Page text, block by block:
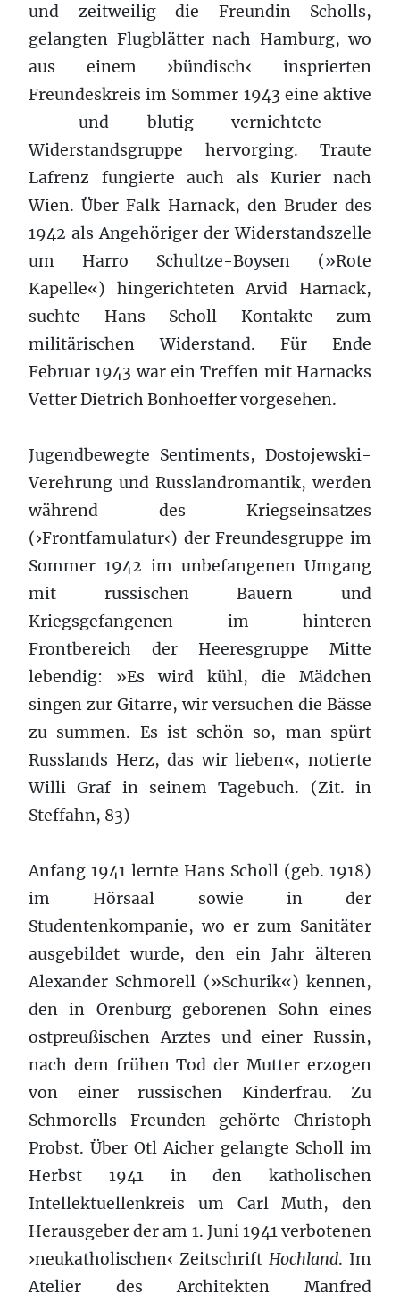
und zeitweilig die Freundin Scholls,
gelangten Flugblätter nach Hamburg, wo
aus einem ›bündisch‹ insprierten
Freundeskreis im Sommer 1943 eine aktive
– und blutig vernichtete –
Widerstandsgruppe hervorging. Traute
Lafrenz fungierte auch als Kurier nach
Wien. Über Falk Harnack, den Bruder des
1942 als Angehöriger der Widerstandszelle
um Harro Schultze-Boysen (»Rote
Kapelle«) hingerichteten Arvid Harnack,
suchte Hans Scholl Kontakte zum
militärischen Widerstand. Für Ende
Februar 1943 war ein Treffen mit Harnacks
Vetter Dietrich Bonhoeffer vorgesehen.
Jugendbewegte Sentiments, Dostojewski-
Verehrung und Russlandromantik, werden
während des Kriegseinsatzes
(›Frontfamulatur‹) der Freundesgruppe im
Sommer 1942 im unbefangenen Umgang
mit russischen Bauern und
Kriegsgefangenen im hinteren
Frontbereich der Heeresgruppe Mitte
lebendig: »Es wird kühl, die Mädchen
singen zur Gitarre, wir versuchen die Bässe
zu summen. Es ist schön so, man spürt
Russlands Herz, das wir lieben«, notierte
Willi Graf in seinem Tagebuch. (Zit. in
Steffahn, 83)
Anfang 1941 lernte Hans Scholl (geb. 1918)
im Hörsaal sowie in der
Studentenkompanie, wo er zum Sanitäter
ausgebildet wurde, den ein Jahr älteren
Alexander Schmorell (»Schurik«) kennen,
den in Orenburg geborenen Sohn eines
ostpreußischen Arztes und einer Russin,
nach dem frühen Tod der Mutter erzogen
von einer russischen Kinderfrau. Zu
Schmorells Freunden gehörte Christoph
Probst. Über Otl Aicher gelangte Scholl im
Herbst 1941 in den katholischen
Intellektuellenkreis um Carl Muth, den
Herausgeber der am 1. Juni 1941 verbotenen
›neukatholischen‹ Zeitschrift Hochland. Im
Atelier des Architekten Manfred